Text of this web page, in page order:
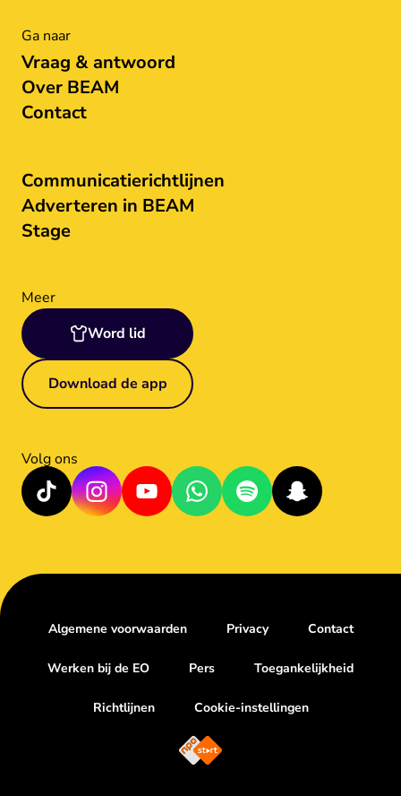
Ga naar
Vraag & antwoord
Over BEAM
Contact
Communicatierichtlijnen
Adverteren in BEAM
Stage
Meer
Word lid
Download de app
Volg ons
Algemene voorwaarden Privacy Contact
Werken bij de EO Pers Toegankelijkheid
Richtlijnen Cookie-instellingen